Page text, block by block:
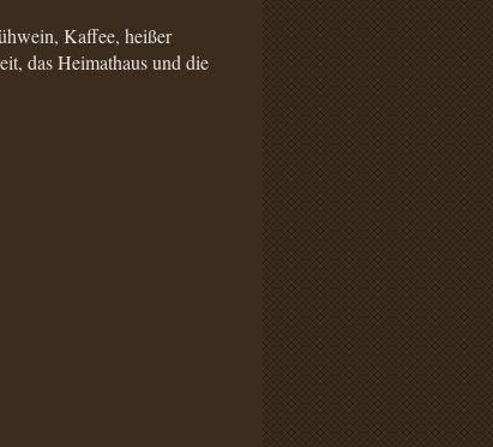
Kaffee, heißer
das Heimathaus und die